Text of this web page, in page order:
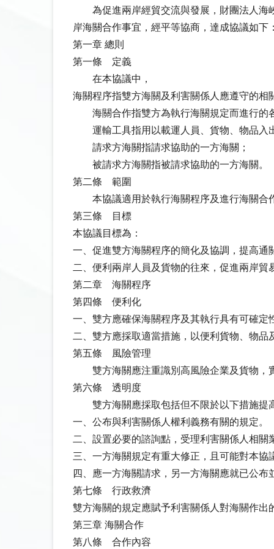
為促進兩岸經貿交流與發展，財團法人海峽
岸海關合作事宜，經平等協商，達成協議如下
第一章 總則
第一條 定義
在本協議中，
海關程序指雙方海關及利害關係人應遵守的相
海關合作指雙方為執行海關規定而進行的
運輸工具指用以載運人員、貨物、物品入
請求方海關指請求協助的一方海關；
被請求方海關指被請求協助的一方海關。
第二條 範圍
本協議適用於執行海關程序及進行海關合
第三條 目標
本協議目標為：
一、促進雙方海關程序的簡化及協調，提高通
二、便利兩岸人員及貨物的往來，促進兩岸貿
第二章 海關程序
第四條 便利化
一、雙方應確保海關程序及其執行具有可確
二、雙方應採取適當措施，以便利貨物、物
第五條 風險管理
雙方海關應注重識別高風險企業及貨物，
第六條 透明度
雙方海關應採取包括但不限於以下措施提
一、公布與利害關係人權利義務有關的規定。
二、設置必要的諮詢點，受理利害關係人相關
三、一方海關規定有重大修正，且可能對本
四、應一方海關請求，另一方海關應就已公
第七條 行政救濟
雙方海關的規定應賦予利害關係人對海關作出
第三章 海關合作
第八條 合作內容